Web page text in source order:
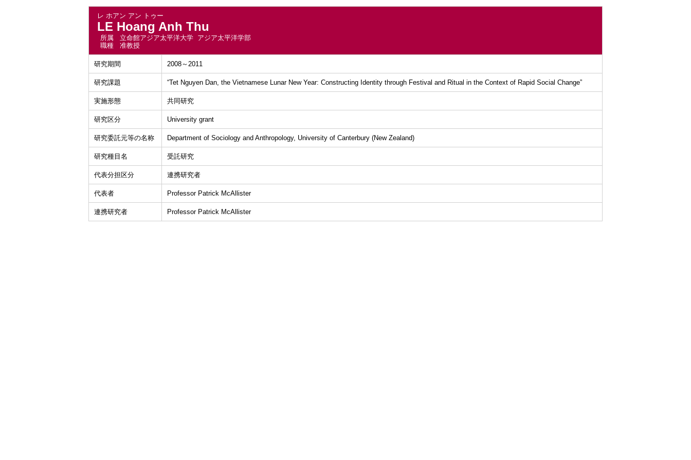
レ ホアン アン トゥー
LE Hoang Anh Thu
所属
立命館アジア太平洋大学 アジア太平洋学部
職種
准教授
研究期間 2008～2011
研究課題 “Tet Nguyen Dan, the Vietnamese Lunar New Year: Constructing Identity through Festival and Ritual in the Context of Rapid Social Change”
実施形態 共同研究
研究区分 University grant
研究委託元等の名称 Department of Sociology and Anthropology, University of Canterbury (New Zealand)
研究種目名 受託研究
代表分担区分 連携研究者
代表者 Professor Patrick McAllister
連携研究者 Professor Patrick McAllister